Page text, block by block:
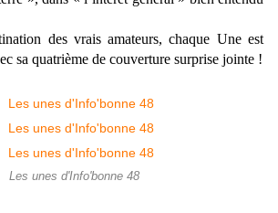
des vrais amateurs, chaque Une est
sa quatrième de couverture surprise jointe !
Les unes d'Info'bonne 48